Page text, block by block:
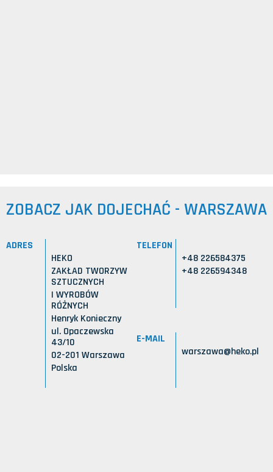
ZOBACZ JAK DOJECHAĆ - WARSZAWA
ADRES
HEKO
ZAKŁAD TWORZYW
SZTUCZNYCH
I WYROBÓW
RÓŻNYCH
Henryk Konieczny
ul. Opaczewska
43/10
02-201 Warszawa
Polska
TELEFON
+48 226584375
+48 226594348
E-MAIL
warszawa@heko.pl